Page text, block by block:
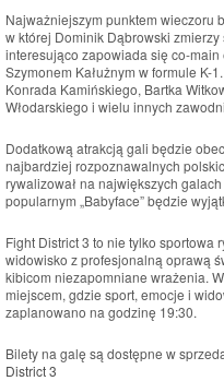
Najważniejszym punktem wieczoru
w której Dominik Dąbrowski
interesująco zapowiada się co-
Szymonem Kałużnym w formule K-
Konrada Kamińskiego, Bartka
Włodarskiego i wielu innych
Dodatkową atrakcją gali będzie
najbardziej rozpoznawalnych
rywalizował na największych
popularnym „Babyface” będzie
Fight District 3 to nie tylko sportowa
widowisko z profesjonalną oprawą
kibicom niezapomniane wrażenia.
miejscem, gdzie sport, emocje i
zaplanowano na godzinę 19:30.
Bilety na galę są dostępne w
District 3